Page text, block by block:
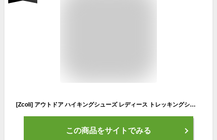
[Zcoli] アウトドア ハイキングシューズ レディース トレッキングシューズ 防水 防滑 衝突防止レザー 登山靴 大きいサイズ ハイカット 軽量 通気 ウォーキング 耐摩耗性 ローズレッド 23.5CM
この商品をサイトでみる